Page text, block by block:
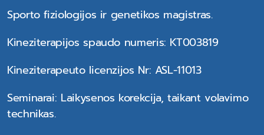
Sporto fiziologijos ir genetikos magistras.
Kineziterapijos spaudo numeris: KT003819
Kineziterapeuto licenzijos Nr: ASL-11013
Seminarai: Laikysenos korekcija, taikant volavimo
technikas.